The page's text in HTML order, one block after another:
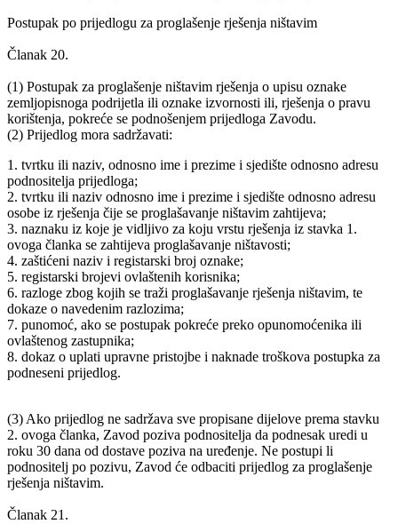
Postupak po prijedlogu za proglašenje rješenja ništavim
Članak 20.
(1) Postupak za proglašenje ništavim rješenja o upisu oznake
zemljopisnoga podrijetla ili oznake izvornosti ili, rješenja o pravu
korištenja, pokreće se podnošenjem prijedloga Zavodu.
(2) Prijedlog mora sadržavati:
1. tvrtku ili naziv, odnosno ime i prezime i sjedište odnosno adresu
podnositelja prijedloga;
2. tvrtku ili naziv odnosno ime i prezime i sjedište odnosno adresu
osobe iz rješenja čije se proglašavanje ništavim zahtijeva;
3. naznaku iz koje je vidljivo za koju vrstu rješenja iz stavka 1.
ovoga članka se zahtijeva proglašavanje ništavosti;
4. zaštićeni naziv i registarski broj oznake;
5. registarski brojevi ovlaštenih korisnika;
6. razloge zbog kojih se traži proglašavanje rješenja ništavim, te
dokaze o navedenim razlozima;
7. punomoć, ako se postupak pokreće preko opunomoćenika ili
ovlaštenog zastupnika;
8. dokaz o uplati upravne pristojbe i naknade troškova postupka za
podneseni prijedlog.
(3) Ako prijedlog ne sadržava sve propisane dijelove prema stavku
2. ovoga članka, Zavod poziva podnositelja da podnesak uredi u
roku 30 dana od dostave poziva na uređenje. Ne postupi li
podnositelj po pozivu, Zavod će odbaciti prijedlog za proglašenje
rješenja ništavim.
Članak 21.